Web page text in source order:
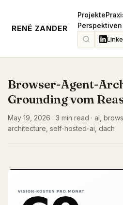
RENÉ ZANDER
Projekte
Perspektiven
Browser-Agent-
Grounding vom
May 19, 2026 · 3 min read · ai,
architecture, self-hosted-ai, dach